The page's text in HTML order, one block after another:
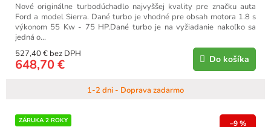
1-2 dni - Doprava zadarmo
527,40 € bez DPH
648,70 € Do košíka
Nové originálne turbodúchadlo najvyššej kvality pre značku auta
Ford a model Sierra. Dané turbo je vhodné pre obsah motora 1.8 s
výkonom 55 Kw - 75 HP.Dané turbo je na vyžiadanie nakoľko sa
jedná o...
ZÁRUKA 2 ROKY
–9 %